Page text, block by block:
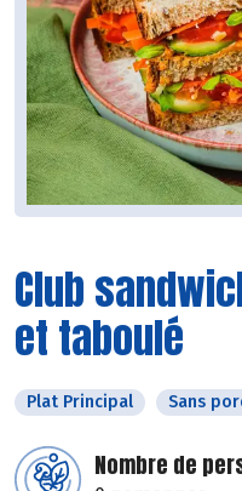
Club
et taboulé
Plat Principal Sans
Nombre de